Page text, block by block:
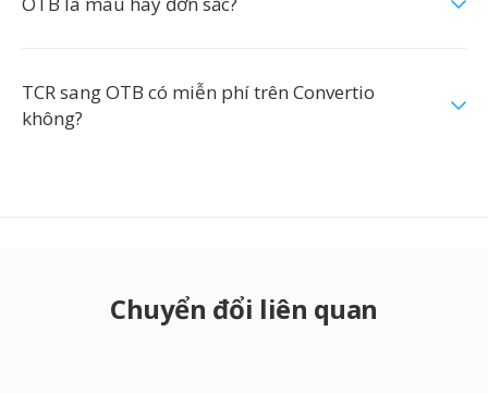
TCR sang OTB có miễn phí trên Convertio
không?
Chuyển đổi liên quan